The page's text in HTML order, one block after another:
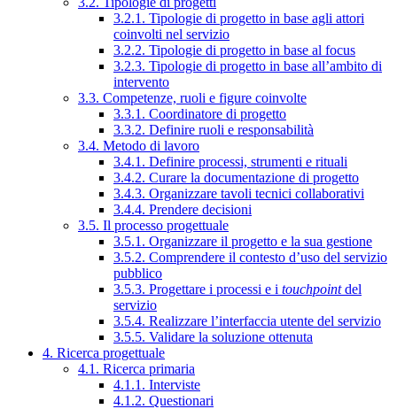
3.2.1. Tipologie di progetto in base agli attori
coinvolti nel servizio
3.2.2. Tipologie di progetto in base al focus
3.2.3. Tipologie di progetto in base all’ambito di
intervento
3.3. Competenze, ruoli e figure coinvolte
3.3.1. Coordinatore di progetto
3.3.2. Definire ruoli e responsabilità
3.4. Metodo di lavoro
3.4.1. Definire processi, strumenti e rituali
3.4.2. Curare la documentazione di progetto
3.4.3. Organizzare tavoli tecnici collaborativi
3.4.4. Prendere decisioni
3.5. Il processo progettuale
3.5.1. Organizzare il progetto e la sua gestione
3.5.2. Comprendere il contesto d’uso del servizio
pubblico
3.5.3. Progettare i processi e i touchpointdel
servizio
3.5.4. Realizzare l’interfaccia utente del servizio
3.5.5. Validare la soluzione ottenuta
4. Ricerca progettuale
4.1. Ricerca primaria
4.1.1. Interviste
4.1.2. Questionari